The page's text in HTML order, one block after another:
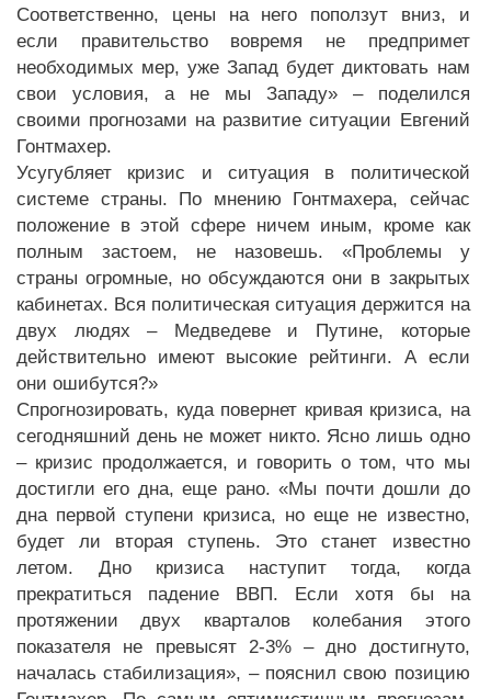
Соответственно, цены на него поползут вниз, и
если правительство вовремя не предпримет
необходимых мер, уже Запад будет диктовать нам
свои условия, а не мы Западу» – поделился
своими прогнозами на развитие ситуации Евгений
Гонтмахер.
Усугубляет кризис и ситуация в политической
системе страны. По мнению Гонтмахера, сейчас
положение в этой сфере ничем иным, кроме как
полным застоем, не назовешь. «Проблемы у
страны огромные, но обсуждаются они в закрытых
кабинетах. Вся политическая ситуация держится на
двух людях – Медведеве и Путине, которые
действительно имеют высокие рейтинги. А если
они ошибутся?»
Спрогнозировать, куда повернет кривая кризиса, на
сегодняшний день не может никто. Ясно лишь одно
– кризис продолжается, и говорить о том, что мы
достигли его дна, еще рано. «Мы почти дошли до
дна первой ступени кризиса, но еще не известно,
будет ли вторая ступень. Это станет известно
летом. Дно кризиса наступит тогда, когда
прекратиться падение ВВП. Если хотя бы на
протяжении двух кварталов колебания этого
показателя не превысят 2-3% – дно достигнуто,
началась стабилизация», – пояснил свою позицию